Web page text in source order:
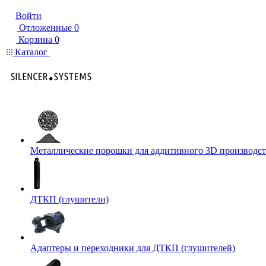
Войти
Отложенные 0
Корзина 0
Каталог
Металлические порошки для аддитивного 3D
ДТКП (глушители)
Адаптеры и переходники для ДТКП (глушителей)